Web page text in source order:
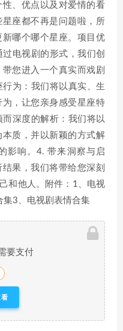
、优点以及对爱情的看
座都不再是问题啦，所
哪个哪个星座。项目优
电视剧的形式，我们创
您进入一个真实而戏剧
为：我们将以真实、生
，让您亲身感受星座特
深度的解析：我们将以
质，并以新颖的方式解
影响。4. 带来洞察与启
果，我们将带给您深刻
和他人。附件：1、电视
集3、电视剧表情合集
要支付